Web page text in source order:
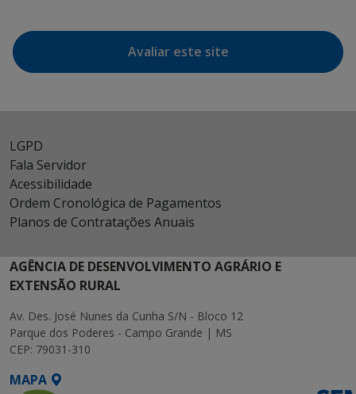
Avaliar este site
LGPD
Fala Servidor
Acessibilidade
Ordem Cronológica de Pagamentos
Planos de Contratações Anuais
AGÊNCIA DE DESENVOLVIMENTO AGRÁRIO E
EXTENSÃO RURAL
Av. Des. José Nunes da Cunha S/N - Bloco 12
Parque dos Poderes - Campo Grande | MS
CEP: 79031-310
MAPA